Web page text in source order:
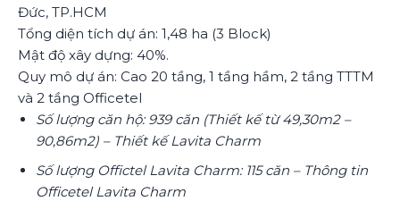
Đức, TP.HCM
Tổng diện tích dự án: 1,48 ha (3 Block)
Mật độ xây dựng: 40%.
Quy mô dự án: Cao 20 tầng, 1 tầng hầm, 2 tầng TTTM
và 2 tầng Officetel
Số lượng căn hộ: 939 căn (Thiết kế từ 49,30m2 –
90,86m2) – Thiết kế Lavita Charm
Số lượng Offictel Lavita Charm: 115 căn – Thông tin
Officetel Lavita Charm